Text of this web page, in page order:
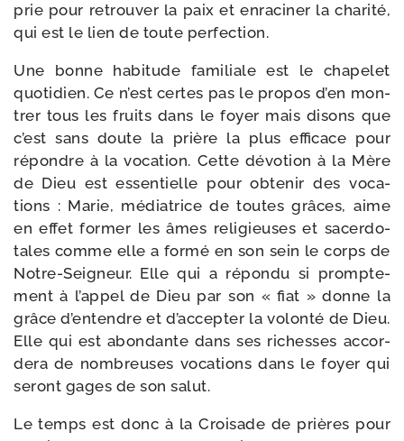
prie pour retrou­ver la paix et enra­ci­ner la cha­ri­té,
qui est le lien de toute perfection.
Une bonne habi­tude fami­liale est le cha­pe­let
quo­ti­dien. Ce n’est certes pas le pro­pos d’en mon­
trer tous les fruits dans le foyer mais disons que
c’est sans doute la prière la plus effi­cace pour
répondre à la voca­tion. Cette dévo­tion à la Mère
de Dieu est essen­tielle pour obte­nir des voca­
tions : Marie, média­trice de toutes grâces, aime
en effet for­mer les âmes reli­gieuses et sacer­do­
tales comme elle a for­mé en son sein le corps de
Notre-​Seigneur. Elle qui a répon­du si promp­te­
ment à l’appel de Dieu par son « fiat » donne la
grâce d’entendre et d’accepter la volon­té de Dieu.
Elle qui est abon­dante dans ses richesses accor­
de­ra de nom­breuses voca­tions dans le foyer qui
seront gages de son salut.
Le temps est donc à la Croisade de prières pour